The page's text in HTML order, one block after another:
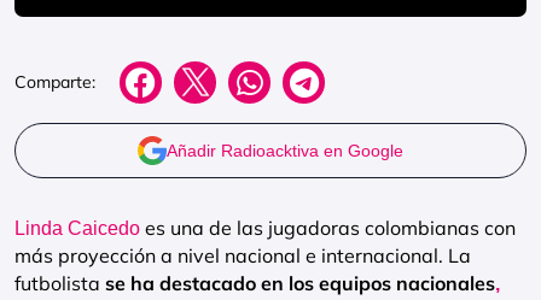
Comparte:
Añadir Radioacktiva en Google
Linda Caicedo es una de las jugadoras colombianas con
más proyección a nivel nacional e internacional. La
futbolista se ha destacado en los equipos nacionales,